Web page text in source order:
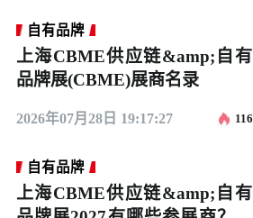
自有品牌
上海CBME供应链&amp;自有
品牌展(CBME)展商名录
2026年07月28日 19:17:27 116
自有品牌
上海CBME供应链&amp;自有